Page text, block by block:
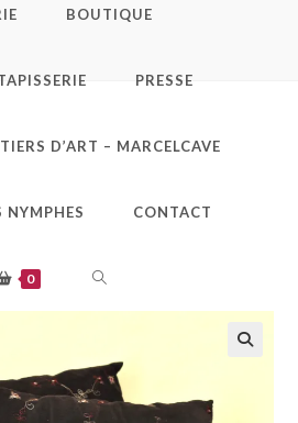
BOUTIQUE
PRESSE
D’ART – MARCELCAVE
NYMPHES CONTACT
0